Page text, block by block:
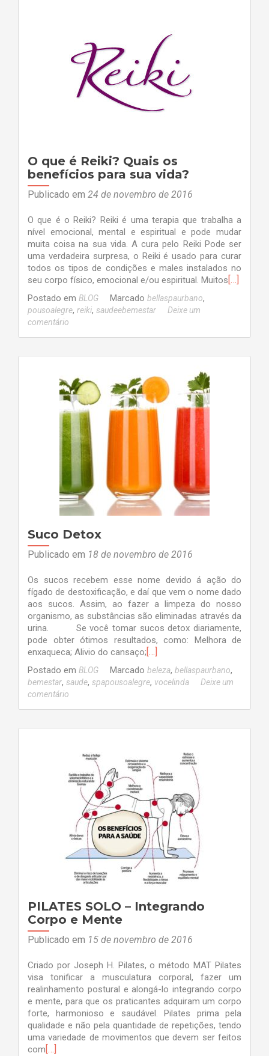
O que é Reiki? Quais os
benefícios para sua vida?
Publicado em 24 de novembro de 2016
O que é o Reiki? Reiki é uma terapia que trabalha a
nível emocional, mental e espiritual e pode mudar
muita coisa na sua vida. A cura pelo Reiki Pode ser
uma verdadeira surpresa, o Reiki é usado para curar
todos os tipos de condições e males instalados no
seu corpo físico, emocional e/ou espiritual. Muitos[…]
Postado em BLOG Marcado bellaspaurbano,
pousoalegre, reiki, saudeebemestar
Deixe um
comentário
Suco Detox
Publicado em 18 de novembro de 2016
Os sucos recebem esse nome devido á ação do
fígado de destoxificação, e daí que vem o nome dado
aos sucos. Assim, ao fazer a limpeza do nosso
organismo, as substâncias são eliminadas através da
urina. Se você tomar sucos detox diariamente,
pode obter ótimos resultados, como: Melhora de
enxaqueca; Alivio do cansaço;[…]
Postado em BLOG Marcado beleza, bellaspaurbano,
bemestar, saude, spapousoalegre, vocelinda
Deixe um
comentário
PILATES SOLO – Integrando
Corpo e Mente
Publicado em 15 de novembro de 2016
Criado por Joseph H. Pilates, o método MAT Pilates
visa tonificar a musculatura corporal, fazer um
realinhamento postural e alongá-lo integrando corpo
e mente, para que os praticantes adquiram um corpo
forte, harmonioso e saudável. Pilates prima pela
qualidade e não pela quantidade de repetições, tendo
uma variedade de movimentos que devem ser feitos
com[…]